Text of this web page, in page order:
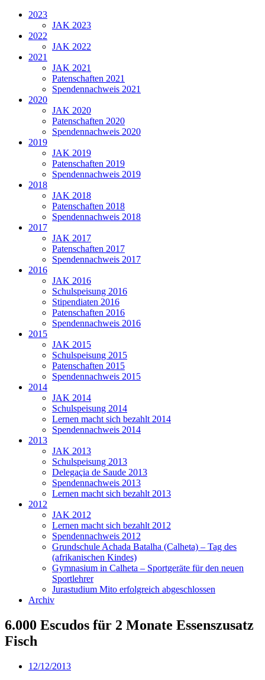
2023
JAK 2023
2022
JAK 2022
2021
JAK 2021
Patenschaften 2021
Spendennachweis 2021
2020
JAK 2020
Patenschaften 2020
Spendennachweis 2020
2019
JAK 2019
Patenschaften 2019
Spendennachweis 2019
2018
JAK 2018
Patenschaften 2018
Spendennachweis 2018
2017
JAK 2017
Patenschaften 2017
Spendennachweis 2017
2016
JAK 2016
Schulspeisung 2016
Stipendiaten 2016
Patenschaften 2016
Spendennachweis 2016
2015
JAK 2015
Schulspeisung 2015
Patenschaften 2015
Spendennachweis 2015
2014
JAK 2014
Schulspeisung 2014
Lernen macht sich bezahlt 2014
Spendennachweis 2014
2013
JAK 2013
Schulspeisung 2013
Delegaçia de Saude 2013
Spendennachweis 2013
Lernen macht sich bezahlt 2013
2012
JAK 2012
Lernen macht sich bezahlt 2012
Spendennachweis 2012
Grundschule Achada Batalha (Calheta) – Tag des
(afrikanischen Kindes)
Gymnasium in Calheta – Sportgeräte für den neuen
Sportlehrer
Jurastudium Mito erfolgreich abgeschlossen
Archiv
6.000 Escudos für 2 Monate Essenszusatz
Fisch
12/12/2013